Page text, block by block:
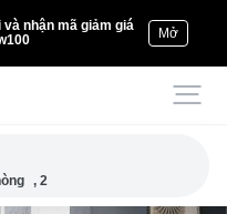
nhận mã giảm giá
Mở
, 2